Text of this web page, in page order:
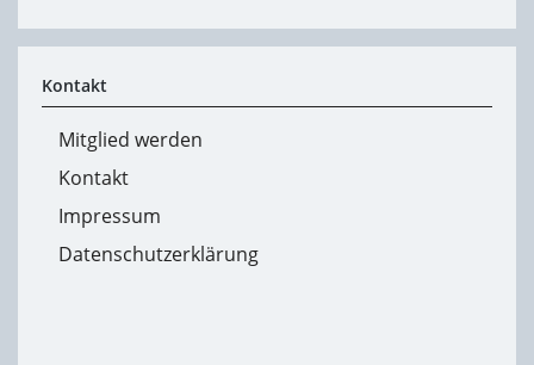
Kontakt
Mitglied werden
Kontakt
Impressum
Datenschutzerklärung